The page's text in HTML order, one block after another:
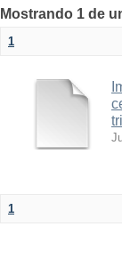
Mostrando 1 de
1
1